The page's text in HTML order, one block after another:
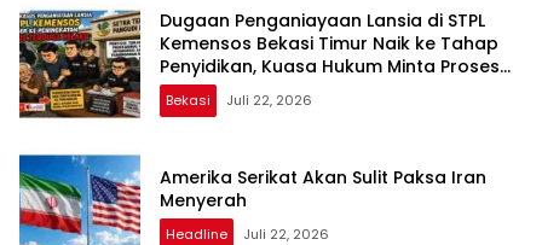
Dugaan Penganiayaan Lansia di STPL
Kemensos Bekasi Timur Naik ke Tahap
Penyidikan, Kuasa Hukum Minta Proses
Transparan dan Bebas Intervensi
Bekasi Juli 22, 2026
Amerika Serikat Akan Sulit Paksa Iran
Menyerah
Headline Juli 22, 2026